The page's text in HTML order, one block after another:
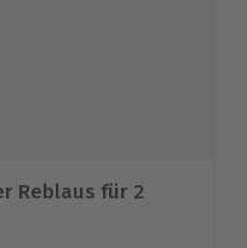
Reblaus für 2